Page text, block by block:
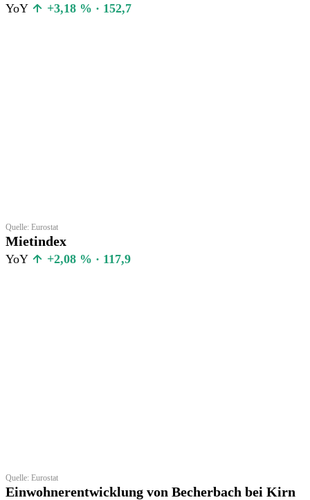
YoY +3,18 % · 152,7
Quelle: Eurostat
Mietindex
YoY +2,08 % · 117,9
Quelle: Eurostat
Einwohnerentwicklung von Becherbach bei Kirn